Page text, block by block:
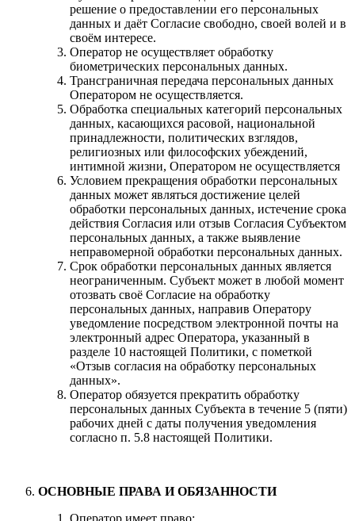
решение о предоставлении его персональных
данных и даёт Согласие свободно, своей волей и в
своём интересе.
Оператор не осуществляет обработку
биометрических персональных данных.
Трансграничная передача персональных данных
Оператором не осуществляется.
Обработка специальных категорий персональных
данных, касающихся расовой, национальной
принадлежности, политических взглядов,
религиозных или философских убеждений,
интимной жизни, Оператором не осуществляется
Условием прекращения обработки персональных
данных может являться достижение целей
обработки персональных данных, истечение срока
действия Согласия или отзыв Согласия Субъектом
персональных данных, а также выявление
неправомерной обработки персональных данных.
Срок обработки персональных данных является
неограниченным. Субъект может в любой момент
отозвать своё Согласие на обработку
персональных данных, направив Оператору
уведомление посредством электронной почты на
электронный адрес Оператора, указанный в
разделе 10 настоящей Политики, с пометкой
«Отзыв согласия на обработку персональных
данных».
Оператор обязуется прекратить обработку
персональных данных Субъекта в течение 5 (пяти)
рабочих дней с даты получения уведомления
согласно п. 5.8 настоящей Политики.
ОСНОВНЫЕ ПРАВА И ОБЯЗАННОСТИ
Оператор имеет право: